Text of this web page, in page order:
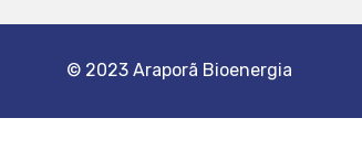
© 2023 Araporã Bioenergia